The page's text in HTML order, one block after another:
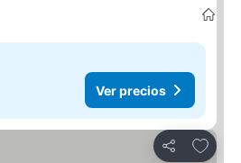
Ver precios
Compartir